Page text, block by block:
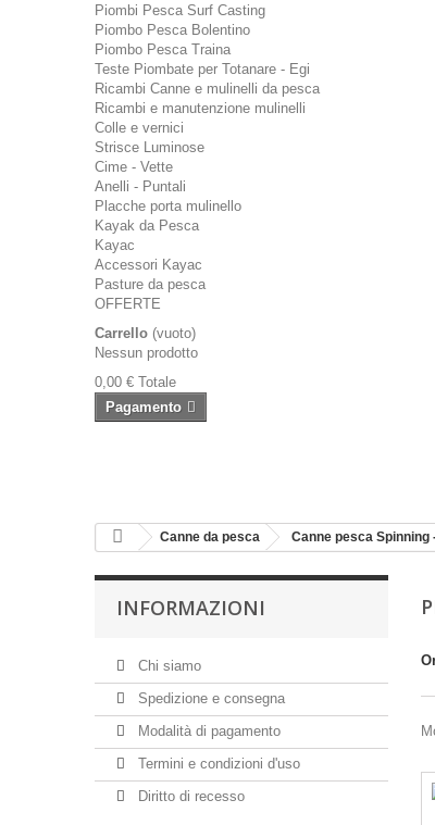
Piombi Pesca Surf Casting
Piombo Pesca Bolentino
Piombo Pesca Traina
Teste Piombate per Totanare - Egi
Ricambi Canne e mulinelli da pesca
Ricambi e manutenzione mulinelli
Colle e vernici
Strisce Luminose
Cime - Vette
Anelli - Puntali
Placche porta mulinello
Kayak da Pesca
Kayac
Accessori Kayac
Pasture da pesca
OFFERTE
Carrello (vuoto)
Nessun prodotto
0,00 € Totale
Pagamento
Canne da pesca Canne pesca Spinning
INFORMAZIONI
Chi siamo
Spedizione e consegna
Modalità di pagamento
Termini e condizioni d'uso
Diritto di recesso